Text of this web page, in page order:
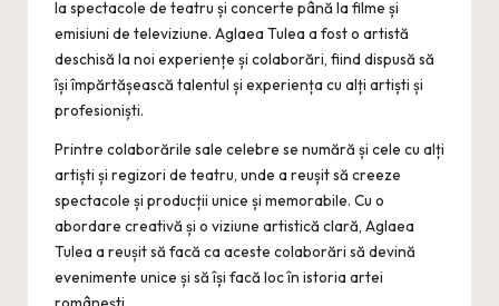
la spectacole de teatru și concerte până la filme și
emisiuni de televiziune. Aglaea Tulea a fost o artistă
deschisă la noi experiențe și colaborări, fiind dispusă să
își împărtășească talentul și experiența cu alți artiști și
profesioniști.
Printre colaborările sale celebre se numără și cele cu alți
artiști și regizori de teatru, unde a reușit să creeze
spectacole și producții unice și memorabile. Cu o
abordare creativă și o viziune artistică clară, Aglaea
Tulea a reușit să facă ca aceste colaborări să devină
evenimente unice și să își facă loc în istoria artei